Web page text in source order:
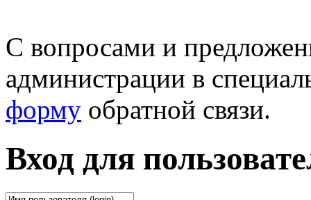
С вопросами и
администрации в
форму обратной связи.
Вход для